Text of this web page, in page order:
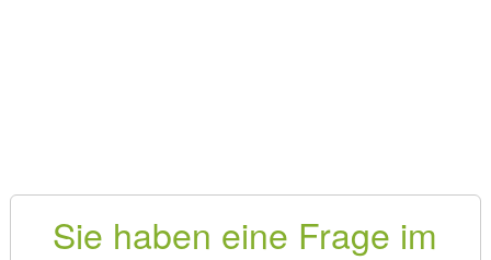
Sie haben eine Frage im